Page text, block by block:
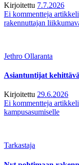
Kirjoitettu 7.7.2026
Ei kommentteja
rakennuttajan
Jethro Ollaranta
Asiantuntijat
Kirjoitettu 29.6.2026
Ei kommentteja
kampusasumiselle
Tarkastaja